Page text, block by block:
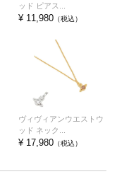
ッド ピアス...
¥ 11,980（税込）
ヴィヴィアンウエストウ
ッド ネック...
¥ 17,980（税込）